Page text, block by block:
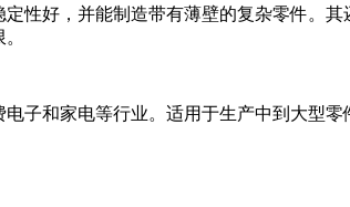
性好，并能制造带有薄壁的复杂零件。
子和家电等行业。适用于生产中到大型